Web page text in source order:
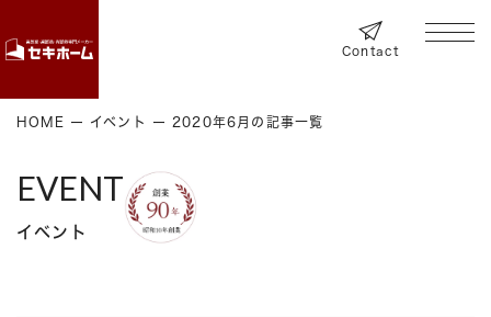
Contact
HOME イベント 2020年6月の記事一覧
EVENT
イベント